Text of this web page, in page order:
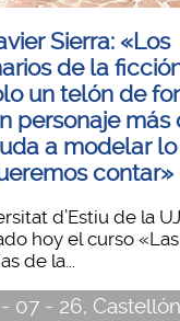
Sierra: «Los
de la
un telón de
personaje más
a modelar
contar»
d’Estiu de la
hoy el curso «Las
de la...
07 - 26, Castellón